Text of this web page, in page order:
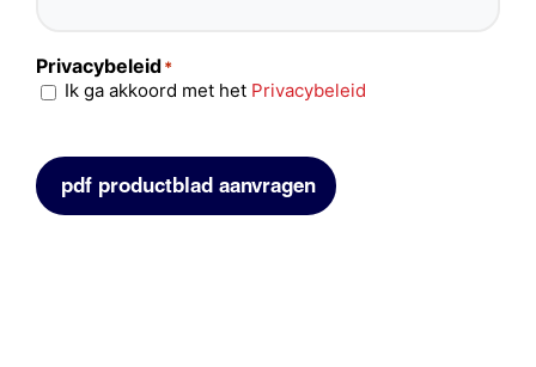
Privacybeleid*
Ik ga akkoord met het Privacybeleid
pdf productblad aanvragen